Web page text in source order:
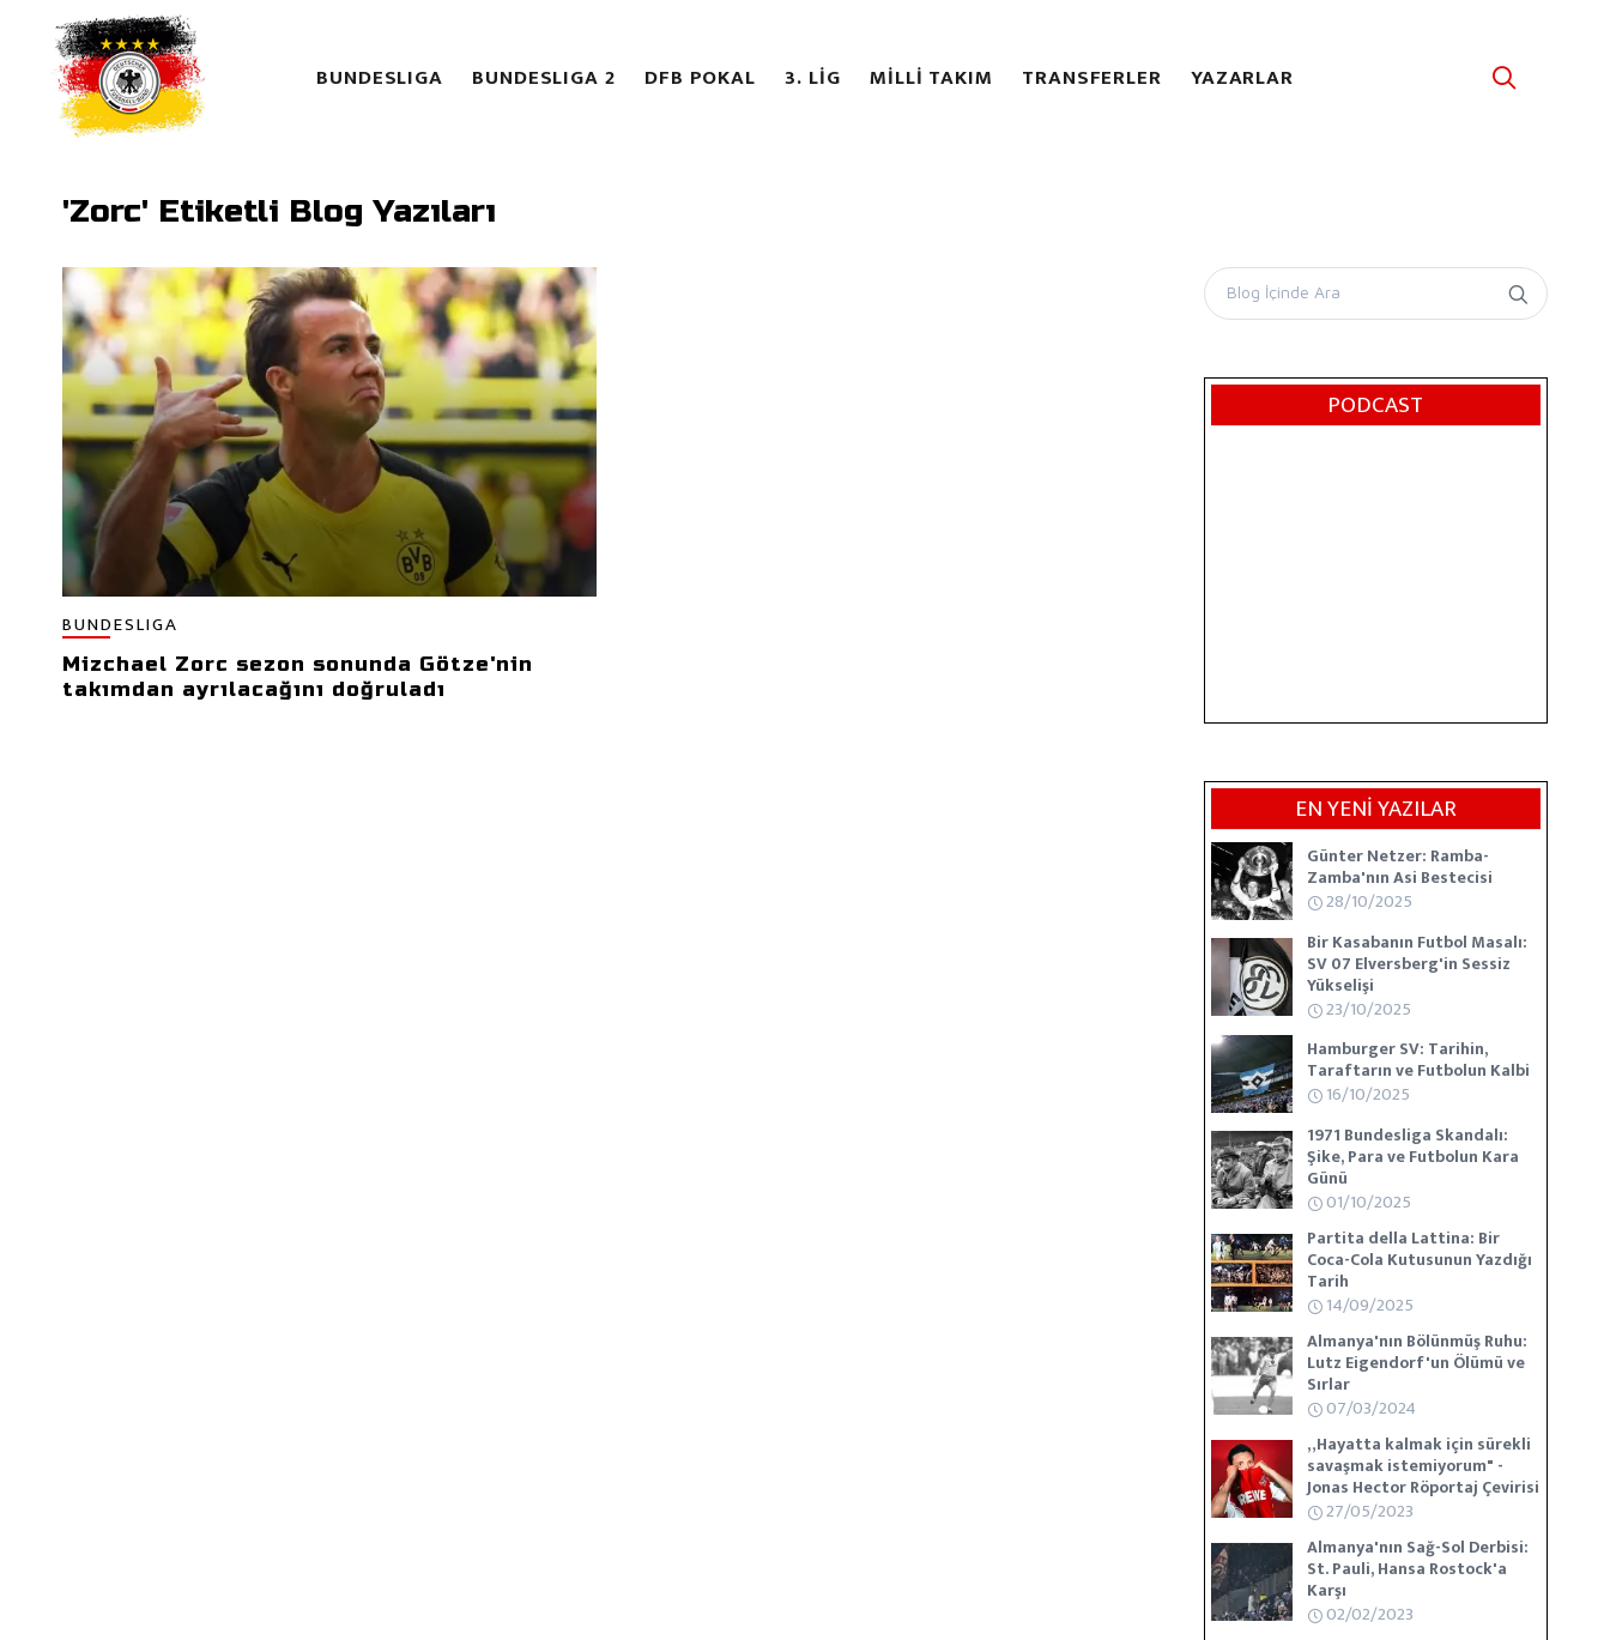
BUNDESLIGA BUNDESLIGA 2 DFB POKAL 3. LİG MİLLİ TAKIM TRANSFERLER YAZARLAR
'Zorc' Etiketli Blog Yazıları
BUNDESLIGA
Mizchael Zorc sezon sonunda Götze'nin
takımdan ayrılacağını doğruladı
PODCAST
EN YENİ YAZILAR
Günter Netzer: Ramba-
Zamba'nın Asi Bestecisi
28/10/2025
Bir Kasabanın Futbol Masalı:
SV 07 Elversberg'in Sessiz
Yükselişi
23/10/2025
Hamburger SV: Tarihin,
Taraftarın ve Futbolun Kalbi
16/10/2025
1971 Bundesliga Skandalı:
Şike, Para ve Futbolun Kara
Günü
01/10/2025
Partita della Lattina: Bir
Coca-Cola Kutusunun Yazdığı
Tarih
14/09/2025
Almanya'nın Bölünmüş Ruhu:
Lutz Eigendorf'un Ölümü ve
Sırlar
07/03/2024
„Hayatta kalmak için sürekli
savaşmak istemiyorum" -
Jonas Hector Röportaj Çevirisi
27/05/2023
Almanya'nın Sağ-Sol Derbisi:
St. Pauli, Hansa Rostock'a
Karşı
02/02/2023